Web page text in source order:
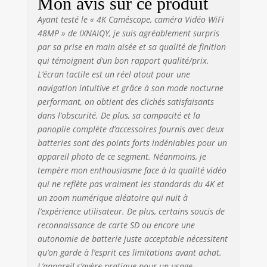
l'application
"Lercenker" et
connectez la caméra
en WiFi à votre
smartphone/tablette.
Téléchargement et
partage instantanés.
– vidéos
automatiquement
divisées en clips de
15-20 min (max
4GB/fichier). 🎥
MODE WEBCAM &
MICROPHONE
EXTERNE - Utilisez la
caméra comme
webcam –
connectez-la en USB
au PC, sélectionnez
"PC camera". Idéal
Ayant testé le « 4K Caméscope, caméra Vidéo WiFi
48MP » de IXNAIQY, je suis agréablement surpris
par sa prise en main aisée et sa qualité de finition
qui témoignent d’un bon rapport qualité/prix.
L’écran tactile est un réel atout pour une
navigation intuitive et grâce à son mode nocturne
performant, on obtient des clichés satisfaisants
dans l’obscurité. De plus, sa compacité et la
panoplie complète d’accessoires fournis avec deux
batteries sont des points forts indéniables pour un
appareil photo de ce segment. Néanmoins, je
tempère mon enthousiasme face à la qualité vidéo
qui ne reflète pas vraiment les standards du 4K et
un zoom numérique aléatoire qui nuit à
l’expérience utilisateur. De plus, certains soucis de
reconnaissance de carte SD ou encore une
autonomie de batterie juste acceptable nécessitent
qu’on garde à l’esprit ces limitations avant achat.